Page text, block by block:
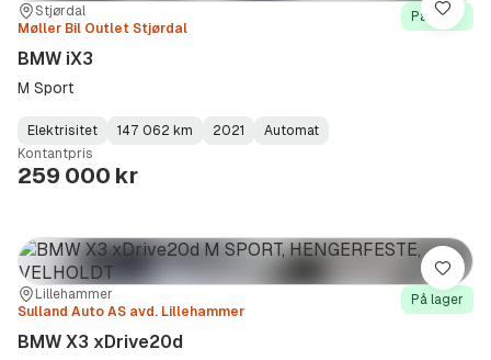
Sted:
Stjørdal
Forhandler:
Møller Bil Outlet Stjørdal
På lager
BMW iX3
M Sport
Fuel
Type:
Elektrisitet
Kilometerstand :
147 062 km
Model
Year:
2021
Gearbox
Type:
Automat
Kontantpris
259 000 kr
Lagre
Sted:Lillehammer
Forhandler:
Sulland Auto AS avd. Lillehammer
På lager
BMW X3 xDrive20d
Lagre